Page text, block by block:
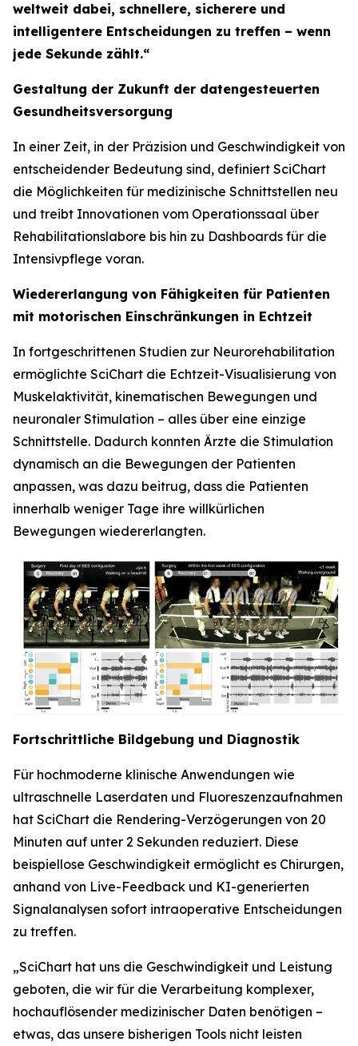
weltweit dabei, schnellere, sicherere und
intelligentere Entscheidungen zu treffen – wenn
jede Sekunde zählt.“
Gestaltung der Zukunft der datengesteuerten
Gesundheitsversorgung
In einer Zeit, in der Präzision und Geschwindigkeit von
entscheidender Bedeutung sind, definiert SciChart
die Möglichkeiten für medizinische Schnittstellen neu
und treibt Innovationen vom Operationssaal über
Rehabilitationslabore bis hin zu Dashboards für die
Intensivpflege voran.
Wiedererlangung von Fähigkeiten für Patienten
mit motorischen Einschränkungen in Echtzeit
In fortgeschrittenen Studien zur Neurorehabilitation
ermöglichte SciChart die Echtzeit-Visualisierung von
Muskelaktivität, kinematischen Bewegungen und
neuronaler Stimulation – alles über eine einzige
Schnittstelle. Dadurch konnten Ärzte die Stimulation
dynamisch an die Bewegungen der Patienten
anpassen, was dazu beitrug, dass die Patienten
innerhalb weniger Tage ihre willkürlichen
Bewegungen wiedererlangten.
Fortschrittliche Bildgebung und Diagnostik
Für hochmoderne klinische Anwendungen wie
ultraschnelle Laserdaten und Fluoreszenzaufnahmen
hat SciChart die Rendering-Verzögerungen von 20
Minuten auf unter 2 Sekunden reduziert. Diese
beispiellose Geschwindigkeit ermöglicht es Chirurgen,
anhand von Live-Feedback und KI-generierten
Signalanalysen sofort intraoperative Entscheidungen
zu treffen.
„SciChart hat uns die Geschwindigkeit und Leistung
geboten, die wir für die Verarbeitung komplexer,
hochauflösender medizinischer Daten benötigen –
etwas, das unsere bisherigen Tools nicht leisten